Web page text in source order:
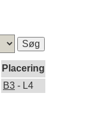
Placering
B3 - L4